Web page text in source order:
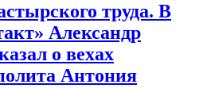
труда. В
Александр
о вехах
Антония